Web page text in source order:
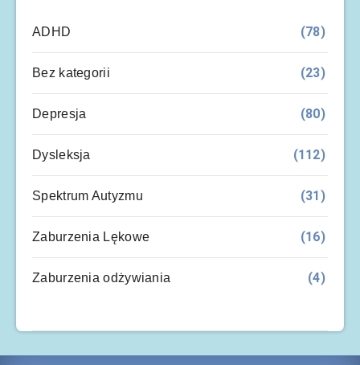
ADHD (78)
Bez kategorii (23)
Depresja (80)
Dysleksja (112)
Spektrum Autyzmu (31)
Zaburzenia Lękowe (16)
Zaburzenia odżywiania (4)